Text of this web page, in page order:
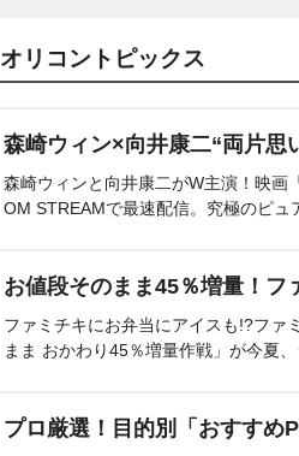
オリコントピックス
森崎ウィン×向井康二“両片思
森崎ウィンと向井康二がW主演！映画
OM STREAMで最速配信。究極のピュ
お値段そのまま45％増量！フ
ファミチキにお弁当にアイスも!?ファ
まま おかわり45％増量作戦」が今夏
プロ厳選！目的別「おすすめ